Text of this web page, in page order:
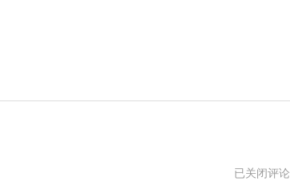
戒
已关闭评论